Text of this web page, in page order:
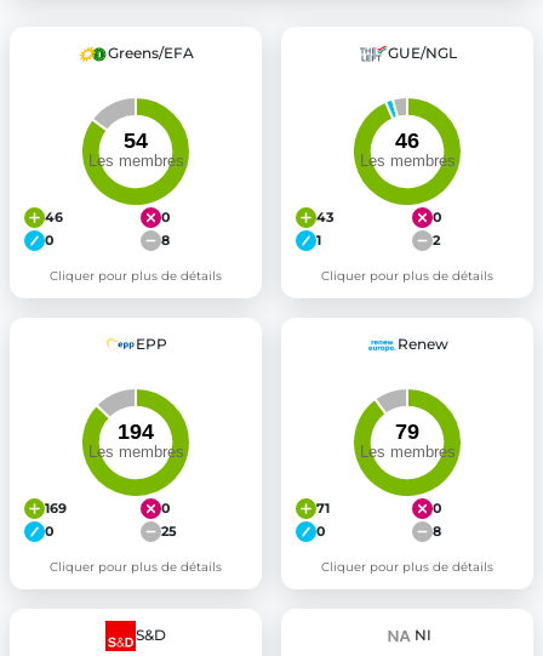
Greens/EFA
46
0
0
8
Cliquer pour plus de détails
GUE/NGL
43
0
1
2
Cliquer pour plus de détails
EPP
169
0
0
25
Cliquer pour plus de détails
Renew
71
0
0
8
Cliquer pour plus de détails
S&D NI